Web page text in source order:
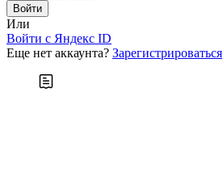
Или
Войти c Яндекс ID
Еще нет аккаунта? Зарегистрироваться